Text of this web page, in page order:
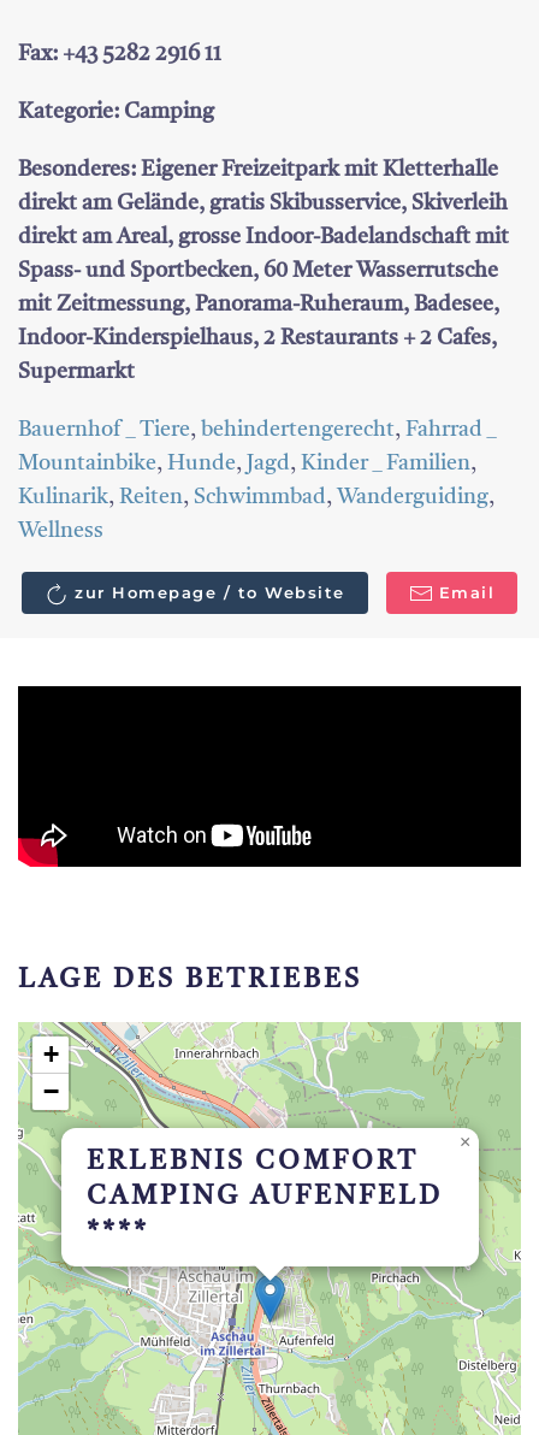
Fax: +43 5282 2916 11
Kategorie: Camping
Besonderes: Eigener Freizeitpark mit Kletterhalle
direkt am Gelände, gratis Skibusservice, Skiverleih
direkt am Areal, grosse Indoor-Badelandschaft mit
Spass- und Sportbecken, 60 Meter Wasserrutsche
mit Zeitmessung, Panorama-Ruheraum, Badesee,
Indoor-Kinderspielhaus, 2 Restaurants + 2 Cafes,
Supermarkt
Bauernhof _ Tiere, behindertengerecht, Fahrrad _
Mountainbike, Hunde, Jagd, Kinder _ Familien,
Kulinarik, Reiten, Schwimmbad, Wanderguiding,
Wellness
zur Homepage / to Website Email
LAGE DES BETRIEBES
ERLEBNIS COMFORT
CAMPING AUFENFELD
****
×
+
−